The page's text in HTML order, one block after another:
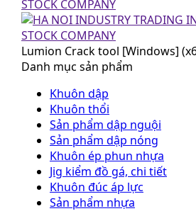
Lumion Crack tool [Windows]
Danh mục sản phẩm
Khuôn dập
Khuôn thổi
Sản phẩm dập nguội
Sản phẩm dập nóng
Khuôn ép phun nhựa
Jig kiểm đồ gá, chi tiết
Khuôn đúc áp lực
Sản phẩm nhựa